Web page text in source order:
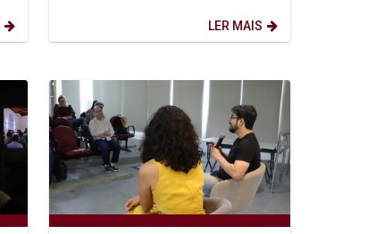
networking com profissionais que
estão...
LER MAIS